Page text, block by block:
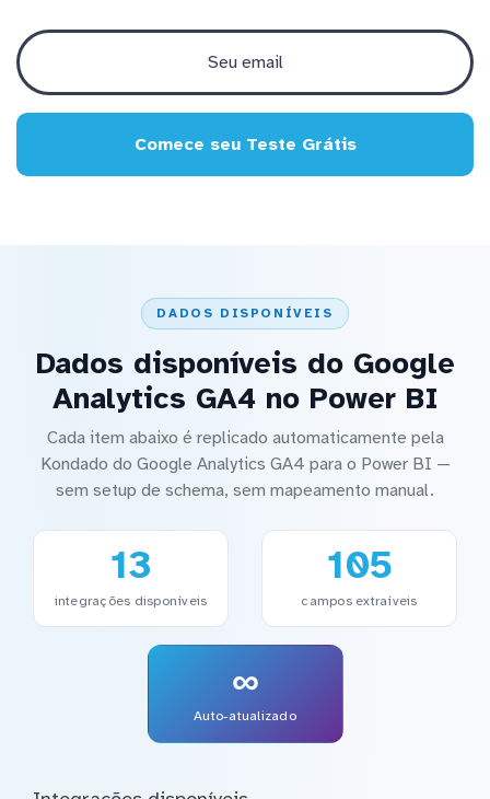
Comece seu Teste Grátis
DADOS DISPONÍVEIS
Dados disponíveis do Google
Analytics GA4 no Power BI
Cada item abaixo é replicado automaticamente pela
Kondado do Google Analytics GA4 para o Power BI —
sem setup de schema, sem mapeamento manual.
13
integrações disponíveis
105
campos extraíveis
∞
Auto-atualizado